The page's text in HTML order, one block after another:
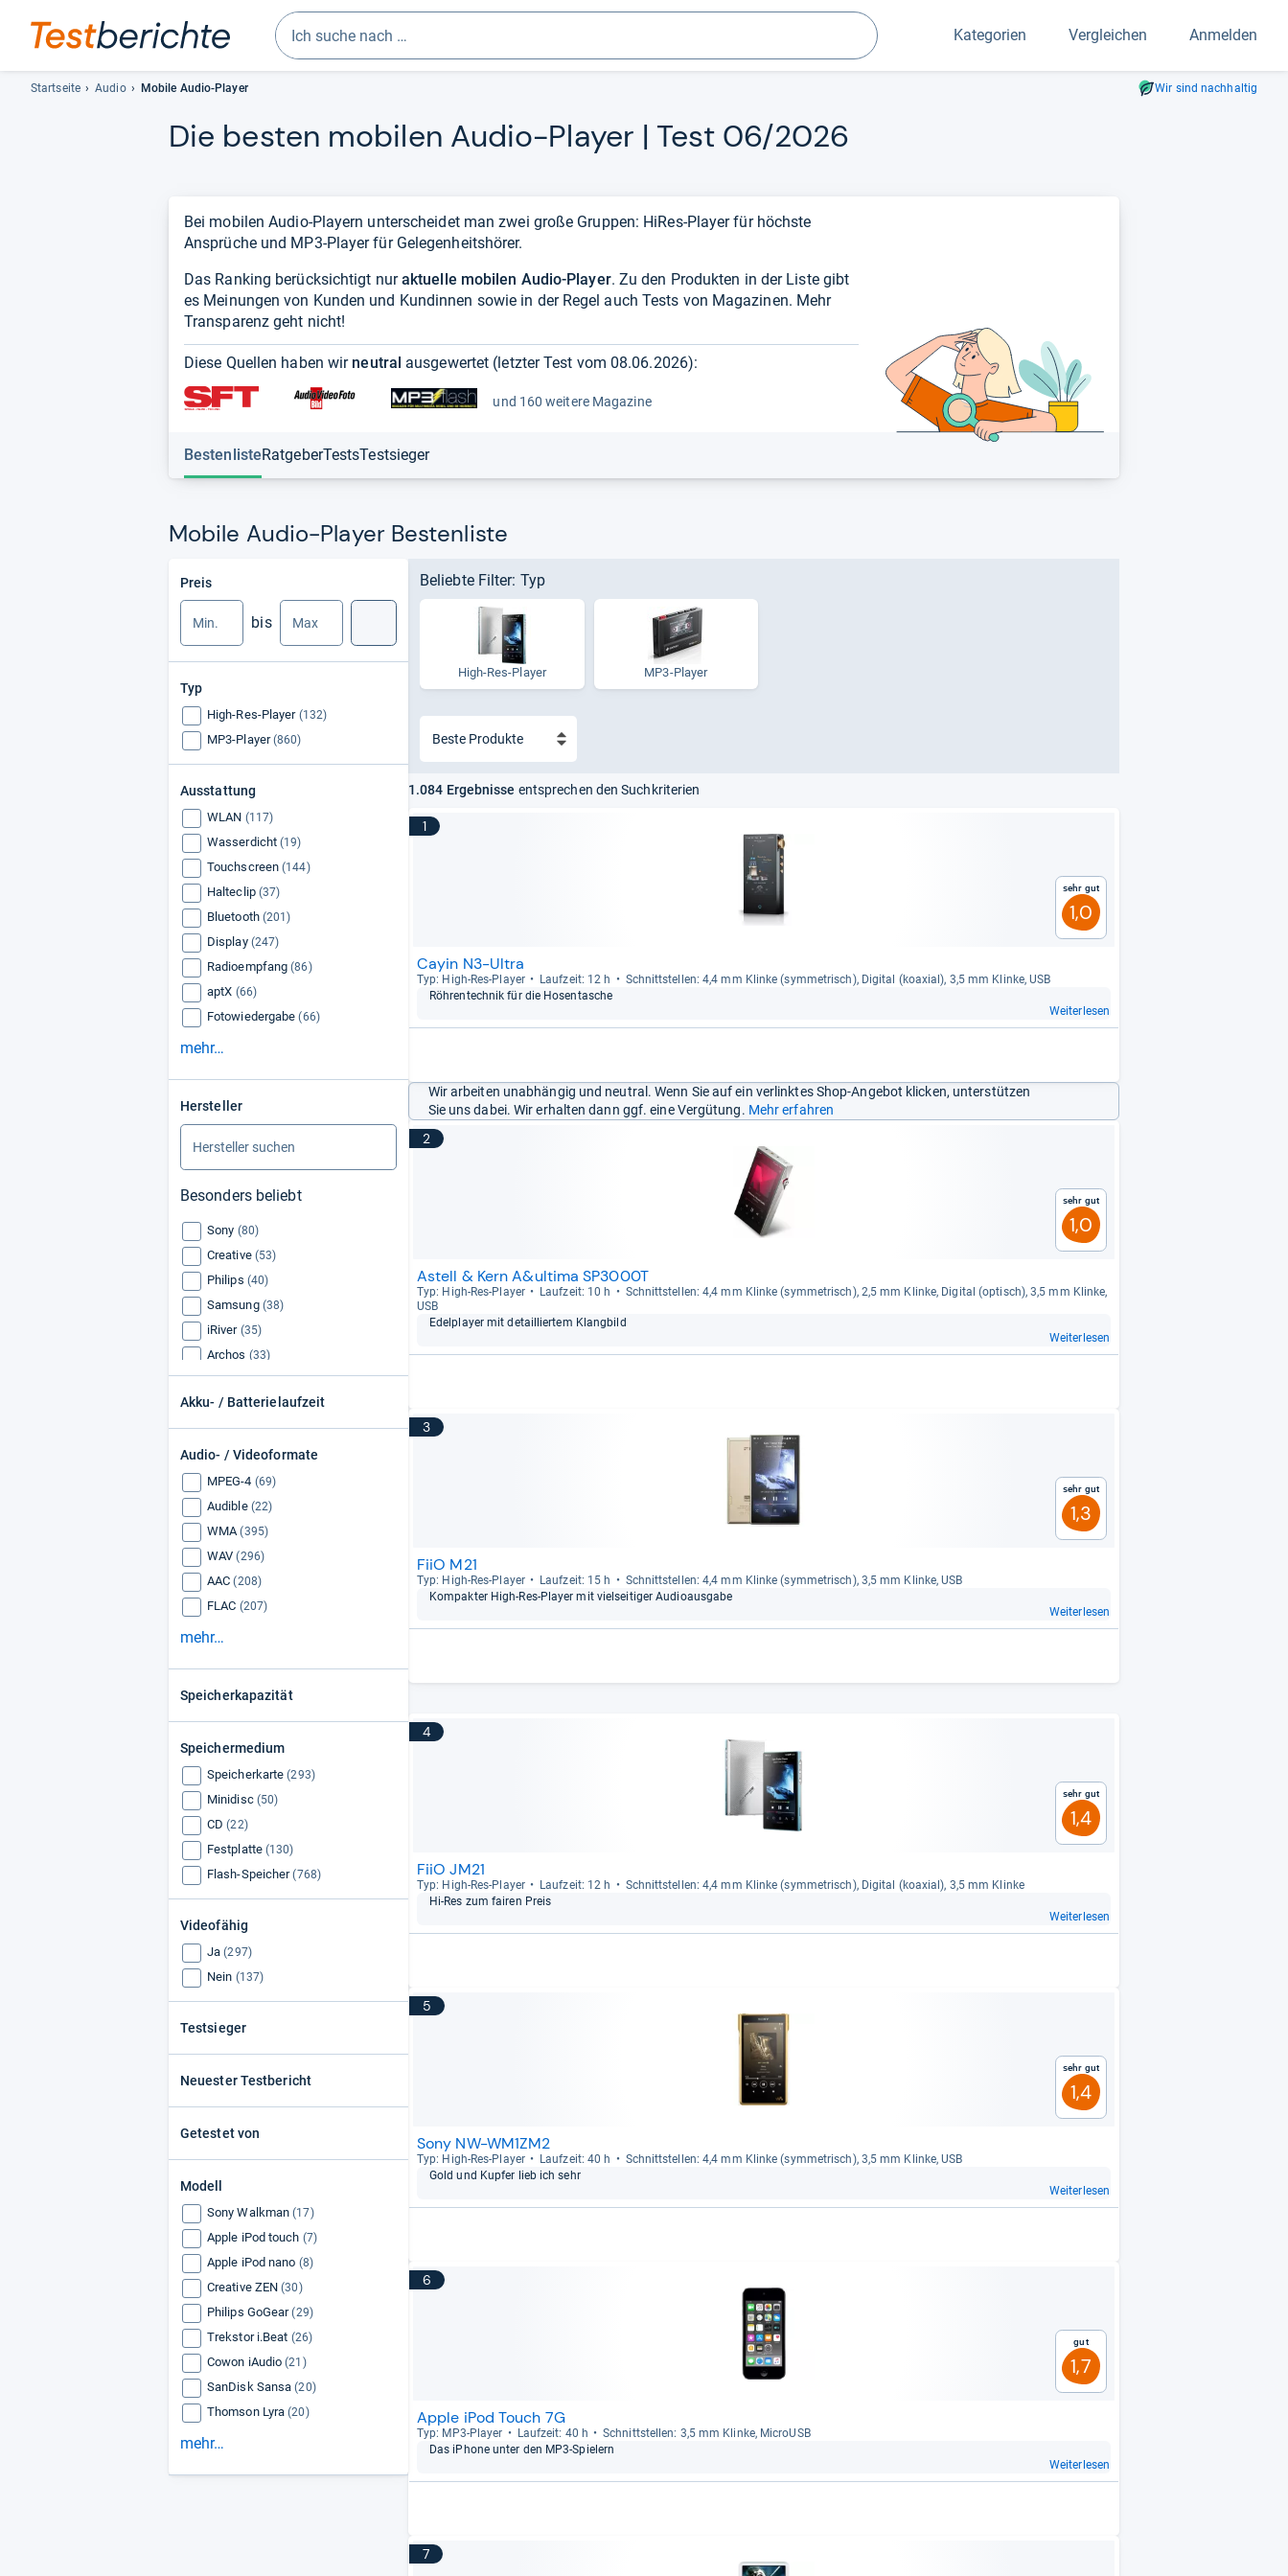
Suchen
Geben
drei
Zeichen
erscheinen
automatisch
lassen
sich
mit
den
Pfeiltasten
auswählen.
Kategorien Vergleichen Anmelden
Startseite Audio Mobile Audio-Player Wir sind nachhaltig
Die bes­ten mobi­len Audio-​Player | Test 06/2026
Bei mobilen Audio-Playern unterscheidet man zwei große Gruppen: HiRes-Player für höchste
Ansprüche und MP3-Player für Gelegenheitshörer.
Das Ranking berücksichtigt nuraktuelle mobilen Audio-Player. Zu den Produkten in der Liste gibt
es Meinungen von Kunden und Kundinnen sowie in der Regel auch Tests von Magazinen. Mehr
Transparenz geht nicht!
Diese Quellen haben wir neutral ausgewertet (letzter Test vom 08.06.2026):
und 160 weitere Magazine
BestenlisteRatgeberTestsTestsieger
Mobile Audio-Player Bestenliste
Preis
bis
Typ
High-Res-Player (132)
MP3-Player (860)
Ausstattung
WLAN (117)
Wasserdicht (19)
Touchscreen (144)
Halteclip (37)
Bluetooth (201)
Display (247)
Radioempfang (86)
aptX (66)
Fotowiedergabe (66)
mehr…
Hersteller
Besonders beliebt
Sony (80)
Creative (53)
Philips (40)
Samsung (38)
iRiver (35)
Archos (33)
Cowon (32)
Apple (32)
FiiO (30)
Astell & Kern (29)
SanDisk (24)
Memup (20)
Grundig (19)
Akku- / Batterielaufzeit
Audio- / Videoformate
MPEG-4 (69)
Audible (22)
WMA (395)
WAV (296)
AAC (208)
FLAC (207)
mehr…
Speicherkapazität
Speichermedium
Speicherkarte (293)
Minidisc (50)
CD (22)
Festplatte (130)
Flash-Speicher (768)
Videofähig
Ja (297)
Nein (137)
Testsieger
Neuester Testbericht
Getestet von
Modell
Sony Walkman (17)
Apple iPod touch (7)
Apple iPod nano (8)
Creative ZEN (30)
Philips GoGear (29)
Trekstor i.Beat (26)
Cowon iAudio (21)
SanDisk Sansa (20)
Thomson Lyra (20)
mehr…
Beliebte Filter: Typ
High-​Res-​Player MP3-Player
1.084 Ergebnisse entsprechen den Suchkriterien
1
Sehr gut
1,0
Cayin N3-Ultra
Typ: High-​Res-​Player Lauf­zeit: 12 h
Schnitt­stel­len: 4,4 mm Klinke (sym­me­trisch), Digi­tal (koaxial), 3,5 mm Klinke, USB
Röh­ren­tech­nik für die Hosen­ta­sche
Weiterlesen
Wir arbeiten unabhängig und neutral. Wenn Sie auf ein verlinktes Shop-Angebot klicken, unterstützen
Sie uns dabei. Wir erhalten dann ggf. eine Vergütung. Mehr erfahren
2
Sehr gut
1,0
Astell & Kern A&ultima SP3000T
Typ: High-​Res-​Player Lauf­zeit: 10 h
Schnitt­stel­len: 4,4 mm Klinke (sym­me­trisch), 2,5 mm Klinke, Digi­tal (optisch), 3,5 mm Klinke,
USB
Edel­player mit detail­lier­tem Klang­bild
Weiterlesen
3
Sehr gut
1,3
FiiO M21
Typ: High-​Res-​Player Lauf­zeit: 15 h
Schnitt­stel­len: 4,4 mm Klinke (sym­me­trisch), 3,5 mm Klinke, USB
Kom­pak­ter High-​Res-​Player mit viel­sei­ti­ger Audio­aus­gabe
Weiterlesen
4
Sehr gut
1,4
FiiO JM21
Typ: High-​Res-​Player Lauf­zeit: 12 h
Schnitt­stel­len: 4,4 mm Klinke (sym­me­trisch), Digi­tal (koaxial), 3,5 mm Klinke
Hi-​Res zum fai­ren Preis
Weiterlesen
5
Sehr gut
1,4
Sony NW-WM1ZM2
Typ: High-​Res-​Player Lauf­zeit: 40 h
Schnitt­stel­len: 4,4 mm Klinke (sym­me­trisch), 3,5 mm Klinke, USB
Gold und Kup­fer lieb ich sehr
Weiterlesen
6
Gut
1,7
Apple iPod Touch 7G
Typ: MP3-​Player Lauf­zeit: 40 h
Schnitt­stel­len: 3,5 mm Klinke, MicroUSB
Das iPhone unter den MP3-​Spie­lern
Weiterlesen
7